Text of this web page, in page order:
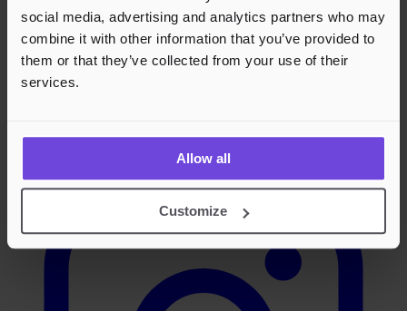
social media, advertising and analytics partners who may
combine it with other information that you’ve provided to
them or that they’ve collected from your use of their
services.
Allow all
Customize
Instagram